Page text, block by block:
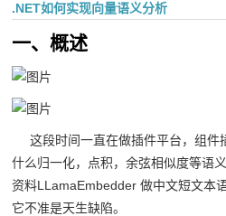
.NET如何实现向量语义分析
一、概述
这段时间一直在做插件平台，组件
什么归一化，点积，余弦相似度等语
资料LLamaEmbedder 做中文短文本
它不准是天生缺陷。